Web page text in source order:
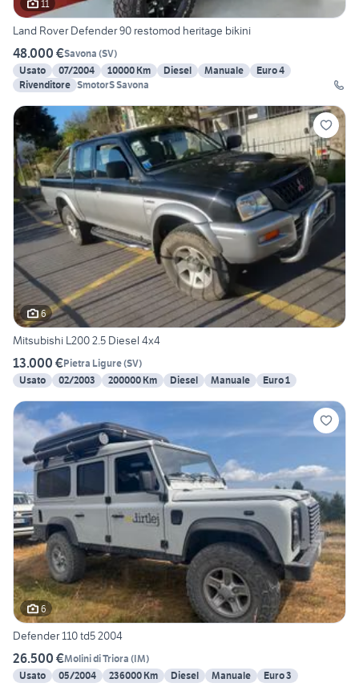
11
Land Rover Defender 90 restomod heritage bikini
48.000 €Savona (SV)
Usato
07/2004 10000 Km Diesel Manuale
Euro 4
Rivenditore SmotorS Savona
6
Mitsubishi L200 2.5 Diesel 4x4
13.000 €Pietra Ligure(SV)
Usato
02/2003 200000 Km Diesel Manuale Euro 1
6
Defender 110 td5 2004
26.500 €Molini di Triora (IM)
Usato
05/2004 236000 Km Diesel Manuale Euro 3